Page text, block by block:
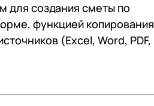
создания сметы по
функцией копирования
(Excel, Word, PDF,